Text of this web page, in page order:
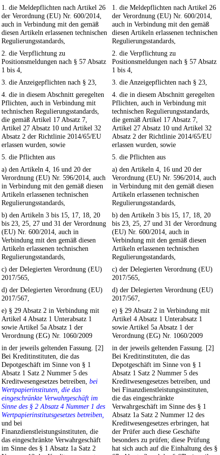
1. die Meldepflichten nach Artikel 26
der Verordnung (EU) Nr. 600/2014,
auch in Verbindung mit den gemäß
diesen Artikeln erlassenen technischen
Regulierungsstandards,
1. die Meldepflichten nach Artikel 26
der Verordnung (EU) Nr. 600/2014,
auch in Verbindung mit den gemäß
diesen Artikeln erlassenen technischen
Regulierungsstandards,
2. die Verpflichtung zu
Positionsmeldungen nach § 57 Absatz
1 bis 4,
2. die Verpflichtung zu
Positionsmeldungen nach § 57 Absatz
1 bis 4,
3. die Anzeigepflichten nach § 23,
3. die Anzeigepflichten nach § 23,
4. die in diesem Abschnitt geregelten
Pflichten, auch in Verbindung mit
technischen Regulierungsstandards,
die gemäß Artikel 17 Absatz 7,
Artikel 27 Absatz 10 und Artikel 32
Absatz 2 der Richtlinie 2014/65/EU
erlassen wurden, sowie
4. die in diesem Abschnitt geregelten
Pflichten, auch in Verbindung mit
technischen Regulierungsstandards,
die gemäß Artikel 17 Absatz 7,
Artikel 27 Absatz 10 und Artikel 32
Absatz 2 der Richtlinie 2014/65/EU
erlassen wurden, sowie
5. die Pflichten aus
5. die Pflichten aus
a) den Artikeln 4, 16 und 20 der
Verordnung (EU) Nr. 596/2014, auch
in Verbindung mit den gemäß diesen
Artikeln erlassenen technischen
Regulierungsstandards,
a) den Artikeln 4, 16 und 20 der
Verordnung (EU) Nr. 596/2014, auch
in Verbindung mit den gemäß diesen
Artikeln erlassenen technischen
Regulierungsstandards,
b) den Artikeln 3 bis 15, 17, 18, 20
bis 23, 25, 27 und 31 der Verordnung
(EU) Nr. 600/2014, auch in
Verbindung mit den gemäß diesen
Artikeln erlassenen technischen
Regulierungsstandards,
b) den Artikeln 3 bis 15, 17, 18, 20
bis 23, 25, 27 und 31 der Verordnung
(EU) Nr. 600/2014, auch in
Verbindung mit den gemäß diesen
Artikeln erlassenen technischen
Regulierungsstandards,
c) der Delegierten Verordnung (EU)
2017/565,
c) der Delegierten Verordnung (EU)
2017/565,
d) der Delegierten Verordnung (EU)
2017/567,
d) der Delegierten Verordnung (EU)
2017/567,
e) § 29 Absatz 2 in Verbindung mit
Artikel 4 Absatz 1 Unterabsatz 1
sowie Artikel 5a Absatz 1 der
Verordnung (EG) Nr. 1060/2009
e) § 29 Absatz 2 in Verbindung mit
Artikel 4 Absatz 1 Unterabsatz 1
sowie Artikel 5a Absatz 1 der
Verordnung (EG) Nr. 1060/2009
in der jeweils geltenden Fassung. [2]
Bei Kreditinstituten, die das
Depotgeschäft im Sinne von § 1
Absatz 1 Satz 2 Nummer 5 des
Kreditwesengesetzes betreiben, bei
Wertpapierinstituten, die das
eingeschränkte Verwahrgeschäft im
Sinne des § 2 Absatz 4 Nummer 1 des
Wertpapierinstitutsgesetzes betreiben,
und bei
Finanzdienstleistungsinstituten, die
das eingeschränkte Verwahrgeschäft
im Sinne des § 1 Absatz 1a Satz 2
in der jeweils geltenden Fassung. [2]
Bei Kreditinstituten, die das
Depotgeschäft im Sinne von § 1
Absatz 1 Satz 2 Nummer 5 des
Kreditwesengesetzes betreiben, und
bei Finanzdienstleistungsinstituten,
die das eingeschränkte
Verwahrgeschäft im Sinne des § 1
Absatz 1a Satz 2 Nummer 12 des
Kreditwesengesetzes erbringen, hat
der Prüfer auch diese Geschäfte
besonders zu prüfen; diese Prüfung
hat sich auch auf die Einhaltung des §